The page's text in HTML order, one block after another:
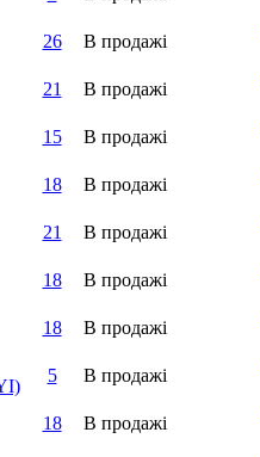
26 В продажi
21 В продажi
15 В продажi
18 В продажi
21 В продажi
18 В продажi
18 В продажi
5 В продажi
18 В продажi